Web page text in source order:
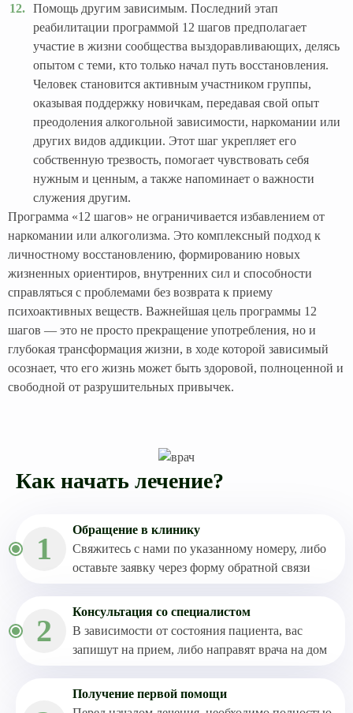
Помощь другим зависимым. Последний этап
реабилитации программой 12 шагов предполагает
участие в жизни сообщества выздоравливающих, делясь
опытом с теми, кто только начал путь восстановления.
Человек становится активным участником группы,
оказывая поддержку новичкам, передавая свой опыт
преодоления алкогольной зависимости, наркомании или
других видов аддикции. Этот шаг укрепляет его
собственную трезвость, помогает чувствовать себя
нужным и ценным, а также напоминает о важности
служения другим.
Программа «12 шагов» не ограничивается избавлением от
наркомании или алкоголизма. Это комплексный подход к
личностному восстановлению, формированию новых
жизненных ориентиров, внутренних сил и способности
справляться с проблемами без возврата к приему
психоактивных веществ. Важнейшая цель программы 12
шагов — это не просто прекращение употребления, но и
глубокая трансформация жизни, в ходе которой зависимый
осознает, что его жизнь может быть здоровой, полноценной и
свободной от разрушительных привычек.
Как начать лечение?
1
Обращение в клинику
Свяжитесь с нами по указанному номеру, либо
оставьте заявку через форму обратной связи
2
Консультация со специалистом
В зависимости от состояния пациента, вас
запишут на прием, либо направят врача на дом
Получение первой помощи